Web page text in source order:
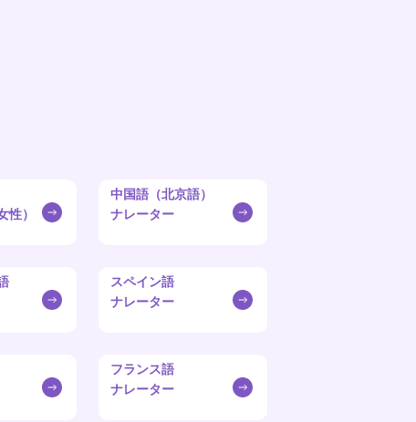
性）
中国語（北京語）
ナレーター
スペイン語
ナレーター
フランス語
ナレーター